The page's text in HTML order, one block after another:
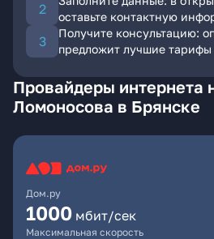
оставьте контактную
Получите консультацию:
предложит лучшие тарифы
Провайдеры интернета
Ломоносова в Брянске
Дом.ру
1000 мбит/сек
Максимальная скорость